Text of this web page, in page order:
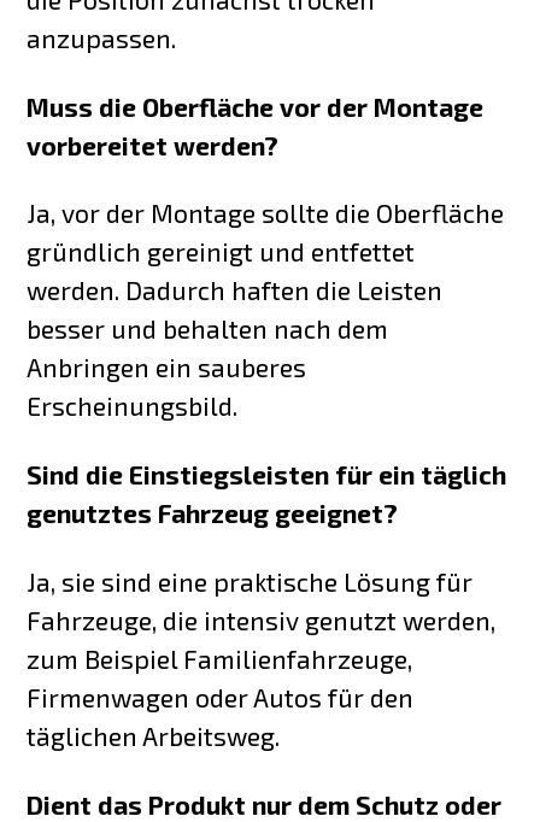
anzupassen.
Muss die Oberfläche vor der Montage
vorbereitet werden?
Ja, vor der Montage sollte die Oberfläche
gründlich gereinigt und entfettet
werden. Dadurch haften die Leisten
besser und behalten nach dem
Anbringen ein sauberes
Erscheinungsbild.
Sind die Einstiegsleisten für ein täglich
genutztes Fahrzeug geeignet?
Ja, sie sind eine praktische Lösung für
Fahrzeuge, die intensiv genutzt werden,
zum Beispiel Familienfahrzeuge,
Firmenwagen oder Autos für den
täglichen Arbeitsweg.
Dient das Produkt nur dem Schutz oder